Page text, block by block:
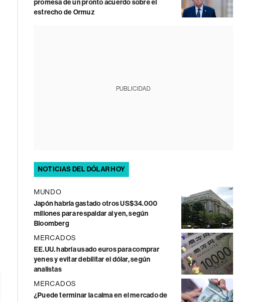
promesa de un pronto acuerdo sobre el
estrecho de Ormuz
PUBLICIDAD
NOTICIAS DEL DÓLAR HOY
MUNDO
Japón habría gastado otros US$34.000
millones para respaldar al yen, según
Bloomberg
MERCADOS
EE.UU. habría usado euros para comprar
yenes y evitar debilitar el dólar, según
analistas
MERCADOS
¿Puede terminar la calma en el mercado de